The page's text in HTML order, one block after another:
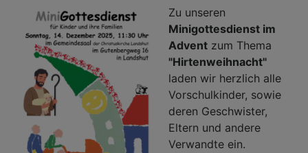
Weihnachtsgottesdienste
Zu unseren
Minigottesdienst im
Advent zum Thema
"Hirtenweihnacht"
laden wir herzlich alle
Vorschulkinder, sowie
deren Geschwister,
Eltern und andere
Verwandte ein.